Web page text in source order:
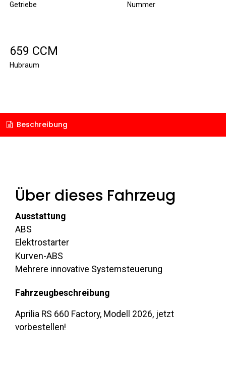
Getriebe Nummer
659 CCM
Hubraum
Beschreibung
Über dieses Fahrzeug
Ausstattung
ABS
Elektrostarter
Kurven-ABS
Mehrere innovative Systemsteuerung
Fahrzeugbeschreibung
Aprilia RS 660 Factory, Modell 2026, jetzt
vorbestellen!